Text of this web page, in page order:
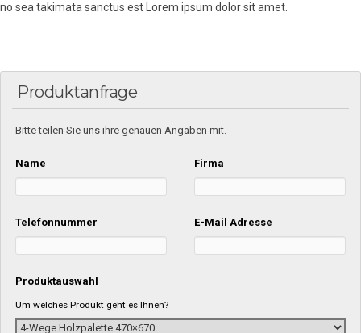
no sea takimata sanctus est Lorem ipsum dolor sit amet.
Produktanfrage
Bitte teilen Sie uns ihre genauen Angaben mit.
Name Firma
Telefonnummer E-Mail Adresse
Produktauswahl
Um welches Produkt geht es Ihnen?